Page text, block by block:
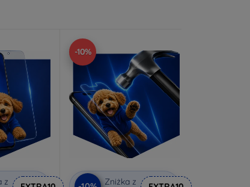
z
-10%
Zniżka z